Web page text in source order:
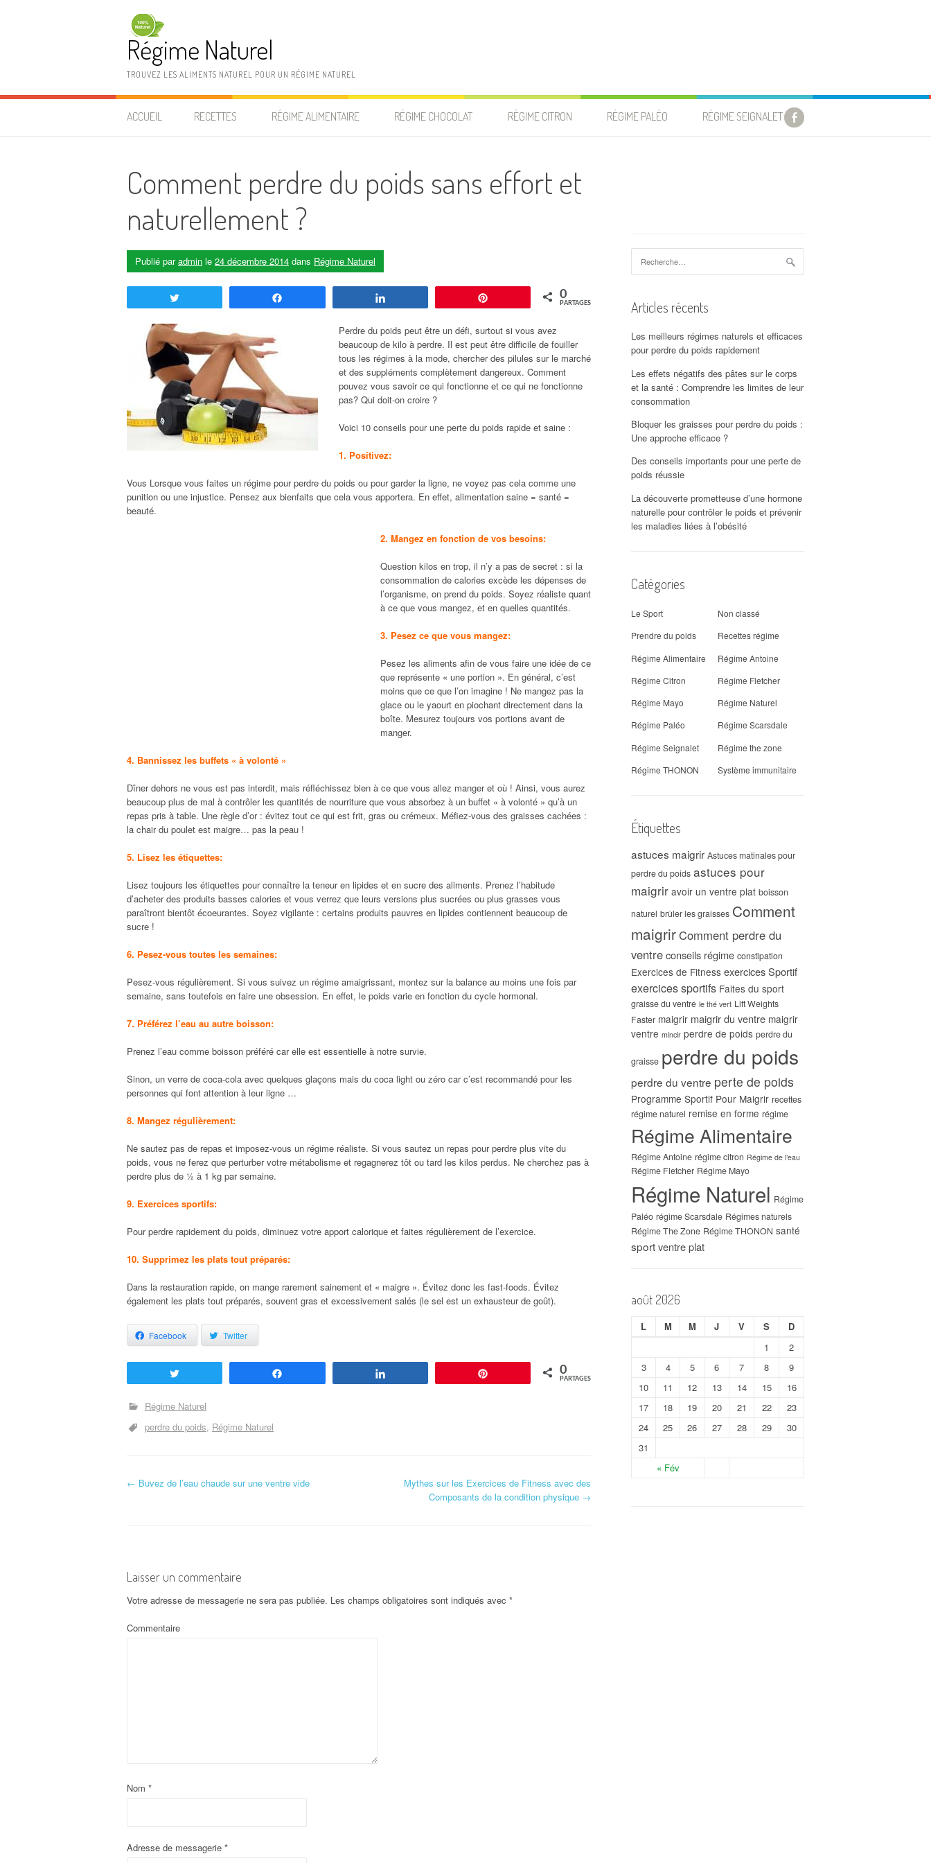
Régime Naturel
TROUVEZ LES ALIMENTS NATUREL POUR UN RÉGIME NATUREL
ACCUEIL RECETTES RÉGIME ALIMENTAIRE RÉGIME CHOCOLAT RÉGIME CITRON RÉGIME PALÉO RÉGIME SEIGNALET
Comment perdre du poids sans effort et
naturellement ?
Publié paradmin le 24 décembre 2014 dans Régime Naturel
0
PARTAGES
Perdre du poids peut être un défi, surtout si vous avez
beaucoup de kilo à perdre. Il est peut être difficile de fouiller
tous les régimes à la mode, chercher des pilules sur le marché
et des suppléments complètement dangereux. Comment
pouvez vous savoir ce qui fonctionne et ce qui ne fonctionne
pas? Qui doit-on croire ?
Voici 10 conseils pour une perte du poids rapide et saine :
1. Positivez:
Vous Lorsque vous faites un régime pour perdre du poids ou pour garder la ligne, ne voyez pas cela comme une
punition ou une injustice. Pensez aux bienfaits que cela vous apportera. En effet, alimentation saine = santé =
beauté.
2. Mangez en fonction de vos besoins:
Question kilos en trop, il n’y a pas de secret : si la
consommation de calories excède les dépenses de
l’organisme, on prend du poids. Soyez réaliste quant
à ce que vous mangez, et en quelles quantités.
3. Pesez ce que vous mangez:
Pesez les aliments afin de vous faire une idée de ce
que représente « une portion ». En général, c’est
moins que ce que l’on imagine ! Ne mangez pas la
glace ou le yaourt en piochant directement dans la
boîte. Mesurez toujours vos portions avant de
manger.
4. Bannissez les buffets « à volonté »
Dîner dehors ne vous est pas interdit, mais réfléchissez bien à ce que vous allez manger et où ! Ainsi, vous aurez
beaucoup plus de mal à contrôler les quantités de nourriture que vous absorbez à un buffet « à volonté » qu’à un
repas pris à table. Une règle d’or : évitez tout ce qui est frit, gras ou crémeux. Méfiez-vous des graisses cachées :
la chair du poulet est maigre… pas la peau !
5. Lisez les étiquettes:
Lisez toujours les étiquettes pour connaître la teneur en lipides et en sucre des aliments. Prenez l’habitude
d’acheter des produits basses calories et vous verrez que leurs versions plus sucrées ou plus grasses vous
paraîtront bientôt écoeurantes. Soyez vigilante : certains produits pauvres en lipides contiennent beaucoup de
sucre !
6. Pesez-vous toutes les semaines:
Pesez-vous régulièrement. Si vous suivez un régime amaigrissant, montez sur la balance au moins une fois par
semaine, sans toutefois en faire une obsession. En effet, le poids varie en fonction du cycle hormonal.
7. Préférez l’eau au autre boisson:
Prenez l’eau comme boisson préféré car elle est essentielle à notre survie.
Sinon, un verre de coca-cola avec quelques glaçons mais du coca light ou zéro car c’est recommandé pour les
personnes qui font attention à leur ligne …
8. Mangez régulièrement:
Ne sautez pas de repas et imposez-vous un régime réaliste. Si vous sautez un repas pour perdre plus vite du
poids, vous ne ferez que perturber votre métabolisme et regagnerez tôt ou tard les kilos perdus. Ne cherchez pas à
perdre plus de ½ à 1 kg par semaine.
9. Exercices sportifs:
Pour perdre rapidement du poids, diminuez votre apport calorique et faites régulièrement de l’exercice.
10. Supprimez les plats tout préparés:
Dans la restauration rapide, on mange rarement sainement et « maigre ». Évitez donc les fast-foods. Évitez
également les plats tout préparés, souvent gras et excessivement salés (le sel est un exhausteur de goût).
Facebook Twitter
0
PARTAGES
Régime Naturel
perdre du poids Régime Naturel
← Buvez de l’eau chaude sur une ventre vide
Mythes sur les Exercices de Fitness avec des
Composants de la condition physique →
Laisser un commentaire
Votre adresse de messagerie ne sera pas publiée. Les champs obligatoires sont indiqués avec *
Commentaire
Nom *
Adresse de messagerie *
Articles récents
Les meilleurs régimes naturels et efficaces
pour perdre du poids rapidement
Les effets négatifs des pâtes sur le corps
et la santé : Comprendre les limites de leur
consommation
Bloquer les graisses pour perdre du poids :
Une approche efficace ?
Des conseils importants pour une perte de
poids réussie
La découverte prometteuse d’une hormone
naturelle pour contrôler le poids et prévenir
les maladies liées à l’obésité
Catégories
Le Sport
Non classé
Prendre du poids
Recettes régime
Régime Alimentaire
Régime Antoine
Régime Citron
Régime Fletcher
Régime Mayo
Régime Naturel
Régime Paléo
Régime Scarsdale
Régime Seignalet
Régime the zone
Régime THONON
Système immunitaire
Étiquettes
astuces maigrir Astuces matinales pour
perdre du poids astuces pour
maigrir avoir un ventre plat boisson
naturel brûler les graisses Comment
maigrirComment perdre du
ventreconseils régime constipation
Exercices de Fitness exercices Sportif
exercices sportifs Faites du sport
graisse du ventre le thé vert Lift Weights
Faster maigrir maigrir du ventre maigrir
ventre mincir perdre de poids perdre du
graisse perdre du poids
perdre du ventre perte de poids
Programme Sportif Pour Maigrir recettes
régime naturel remise en forme régime
Régime Alimentaire
Régime Antoine régime citron Régime de l’eau
Régime Fletcher Régime Mayo
Régime Naturel Régime
Paléo régime Scarsdale Régimes naturels
Régime The Zone Régime THONON santé
sportventre plat
août 2026
L M M J V S D
« Fév
1
2
3
4 5 6 7 8
9
10
11 12 13 14 15
16
17
18 19 20 21 22
23
24
25 26 27 28 29
30
31